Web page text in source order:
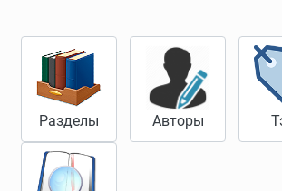
Разделы Авторы